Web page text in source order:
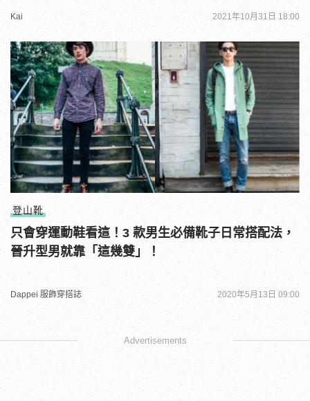
Kai 2021年10月31日 18:00
登山靴
只會穿運動鞋看這！3 款男生必備靴子日常搭配法，
晉升型男就靠「這幾雙」！
Dappei 服飾穿搭誌 2020年5月13日 09:00
Advertisements